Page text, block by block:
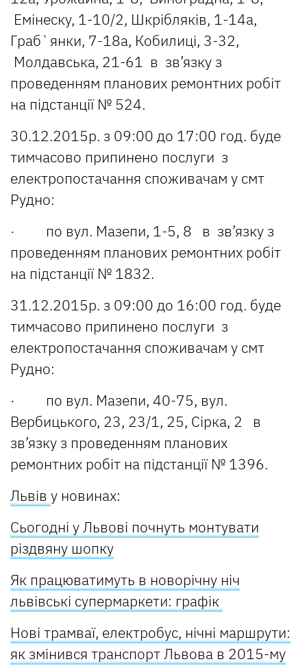
Емінеску, 1-10/2, Шкрібляків, 1-14а,
Граб`янки, 7-18а, Кобилиці, 3-32,
Молдавська, 21-61 в зв’язку з
проведенням планових ремонтних робіт
на підстанції № 524.
30.12.2015р. з 09:00 до 17:00 год. буде
тимчасово припинено послуги з
електропостачання споживачам у смт
Рудно:
· по вул. Мазепи, 1-5, 8 в зв’язку з
проведенням планових ремонтних робіт
на підстанції № 1832.
31.12.2015р. з 09:00 до 16:00 год. буде
тимчасово припинено послуги з
електропостачання споживачам у смт
Рудно:
· по вул. Мазепи, 40-75, вул.
Вербицького, 23, 23/1, 25, Сірка, 2 в
зв’язку з проведенням планових
ремонтних робіт на підстанції № 1396.
Львів у новинах:
Сьогодні у Львові почнуть монтувати
різдвяну шопку
Як працюватимуть в новорічну ніч
львівські супермаркети: графік
Нові трамваї, електробус, нічні маршрути:
як змінився транспорт Львова в 2015-му